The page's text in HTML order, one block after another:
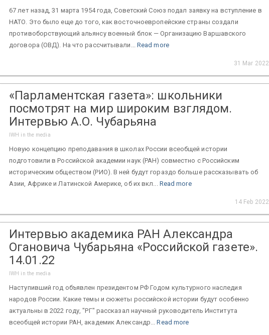
67 лет назад, 31 марта 1954 года, Советский Союз подал заявку на вступление в
НАТО. Это было еще до того, как восточноевропейские страны создали
противоборствующий альянсу военный блок — Организацию Варшавского
договора (ОВД). На что рассчитывали... Read more
31 Mar 2022
«Парламентская газета»: школьники
посмотрят на мир широким взглядом.
Интервью А.О. Чубарьяна
IWH in the media
Новую концепцию преподавания в школах России всеобщей истории
подготовили в Российской академии наук (РАН) совместно с Российским
историческим обществом (РИО). В ней будут гораздо больше рассказывать об
Азии, Африке и Латинской Америке, об их вкл... Read more
14 Feb 2022
Интервью академика РАН Александра
Огановича Чубарьяна «Российской газете».
14.01.22
IWH in the media
Наступивший год объявлен президентом РФ Годом культурного наследия
народов России. Какие темы и сюжеты российской истории будут особенно
актуальны в 2022 году, "РГ" рассказал научный руководитель Института
всеобщей истории РАН, академик Александр...Read more